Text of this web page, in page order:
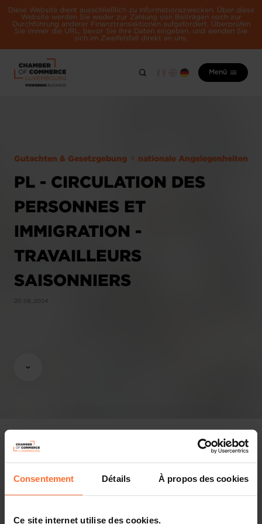
Consentement Détails À propos des cookies
Ce site internet utilise des cookies.
Diese Website dient ausschließlich zu Informationszwecken. Über diese
Website werden Sie weder zur Zahlung von Beiträgen noch zur
Durchführung anderer Finanztransaktionen aufgefordert. Überprüfen
Sie immer die URL, bevor Sie Ihre Daten eingeben, und wenden Sie
sich im Zweifelsfall direkt an uns.
Menü
Gutachten & Gesetzgebung nationale Angelegenheiten
PL - CIRCULATION DES
PERSONNES ET
IMMIGRATION -
TRAVAILLEURS
SAISONNIERS
Gutachten & Gesetzgebung